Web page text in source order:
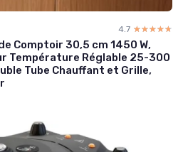
4.7 ☆☆☆☆☆
★★★★★
Comptoir 30,5 cm 1450 W,
Température Réglable 25-300
Tube Chauffant et Grille,